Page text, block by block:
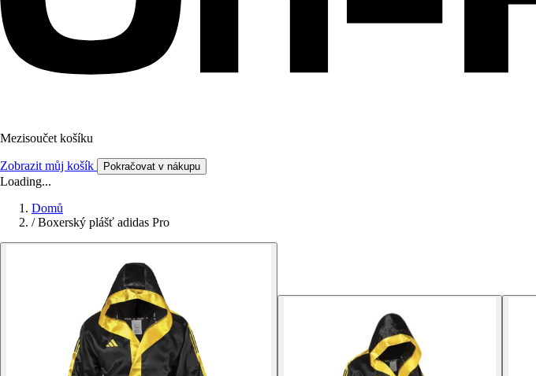
Mezisoučet košíku
Zobrazit můj košík Pokračovat v nákupu
Loading...
Domů
/ Boxerský plášť adidas Pro